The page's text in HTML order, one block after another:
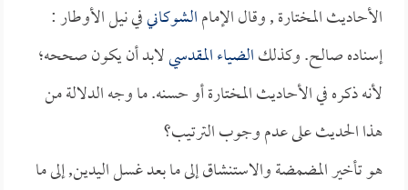
الأحاديث المختارة , وقال الإمامالشوكانيفي نيل الأوطار :
إسناده صالح. وكذلكالضياء المقدسيلابد أن يكون صححه؛
لأنه ذكره في الأحاديث المختارة أو حسنه. ما وجه الدلالة من
هذا الحديث على عدم وجوب الترتيب؟
هو تأخير المضمضة والاستنشاق إلى ما بعد غسل اليدين, إلى ما